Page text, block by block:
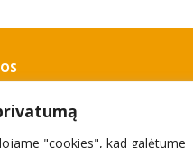
"cookies", kad galėtume